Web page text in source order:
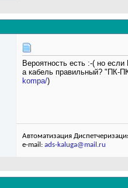
Вероятность есть :-( но
а кабель правильный? "ПК-
kompa/)
Автоматизация
e-mail: ads-kaluga@mail.ru